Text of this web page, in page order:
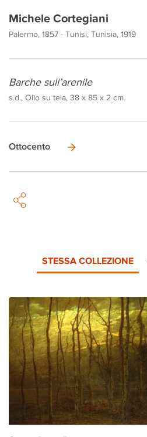
Michele Cortegiani
Palermo, 1857 - Tunisi, Tunisia, 1919
Barche sull’arenile
s.d., Olio su tela, 38 x 85 x 2 cm
Ottocento
STESSA COLLEZIONE